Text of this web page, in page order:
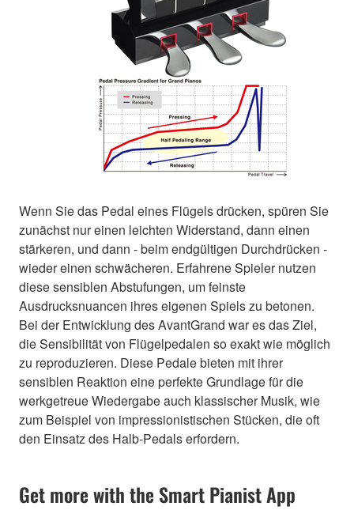
Wenn Sie das Pedal eines Flügels drücken, spüren Sie
zunächst nur einen leichten Widerstand, dann einen
stärkeren, und dann - beim endgültigen Durchdrücken -
wieder einen schwächeren. Erfahrene Spieler nutzen
diese sensiblen Abstufungen, um feinste
Ausdrucksnuancen ihres eigenen Spiels zu betonen.
Bei der Entwicklung des AvantGrand war es das Ziel,
die Sensibilität von Flügelpedalen so exakt wie möglich
zu reproduzieren. Diese Pedale bieten mit ihrer
sensiblen Reaktion eine perfekte Grundlage für die
werkgetreue Wiedergabe auch klassischer Musik, wie
zum Beispiel von impressionistischen Stücken, die oft
den Einsatz des Halb-Pedals erfordern.
Get more with the Smart Pianist App